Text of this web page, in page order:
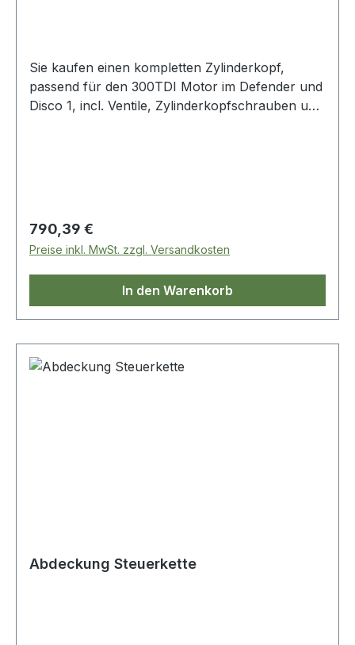
Sie kaufen einen kompletten Zylinderkopf,
passend für den 300TDI Motor im Defender und
Disco 1, incl. Ventile, Zylinderkopfschrauben und
Regulärer Preis:
790,39 €
Preise inkl. MwSt. zzgl. Versandkosten
In den Warenkorb
Abdeckung Steuerkette